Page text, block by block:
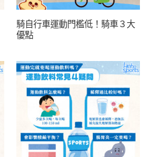
騎自行車運動門檻低！騎車３大
優點